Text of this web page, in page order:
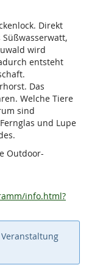
Direkt
wird
entsteht
Das
Welche Tiere
sind
und Lupe
Outdoor-
info.html?